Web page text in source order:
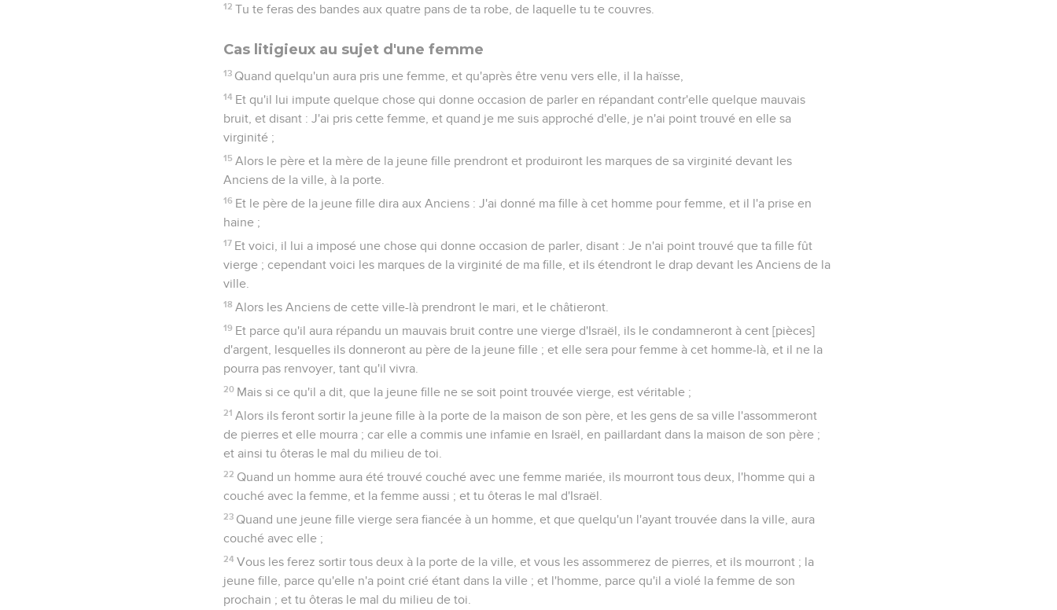
12 Tu te feras des bandes aux quatre pans de ta robe, de laquelle tu te couvres.
Cas litigieux au sujet d'une femme
13 Quand quelqu'un aura pris une femme, et qu'après être venu vers elle, il la haïsse,
14 Et qu'il lui impute quelque chose qui donne occasion de parler en répandant contr'elle quelque mauvais
bruit, et disant : J'ai pris cette femme, et quand je me suis approché d'elle, je n'ai point trouvé en elle sa
virginité ;
15 Alors le père et la mère de la jeune fille prendront et produiront les marques de sa virginité devant les
Anciens de la ville, à la porte.
16 Et le père de la jeune fille dira aux Anciens : J'ai donné ma fille à cet homme pour femme, et il l'a prise en
haine ;
17 Et voici, il lui a imposé une chose qui donne occasion de parler, disant : Je n'ai point trouvé que ta fille fût
vierge ; cependant voici les marques de la virginité de ma fille, et ils étendront le drap devant les Anciens de la
ville.
18 Alors les Anciens de cette ville-là prendront le mari, et le châtieront.
19 Et parce qu'il aura répandu un mauvais bruit contre une vierge d'Israël, ils le condamneront à cent [pièces]
d'argent, lesquelles ils donneront au père de la jeune fille ; et elle sera pour femme à cet homme-là, et il ne la
pourra pas renvoyer, tant qu'il vivra.
20 Mais si ce qu'il a dit, que la jeune fille ne se soit point trouvée vierge, est véritable ;
21 Alors ils feront sortir la jeune fille à la porte de la maison de son père, et les gens de sa ville l'assommeront
de pierres et elle mourra ; car elle a commis une infamie en Israël, en paillardant dans la maison de son père ;
et ainsi tu ôteras le mal du milieu de toi.
22 Quand un homme aura été trouvé couché avec une femme mariée, ils mourront tous deux, l'homme qui a
couché avec la femme, et la femme aussi ; et tu ôteras le mal d'Israël.
23 Quand une jeune fille vierge sera fiancée à un homme, et que quelqu'un l'ayant trouvée dans la ville, aura
couché avec elle ;
24 Vous les ferez sortir tous deux à la porte de la ville, et vous les assommerez de pierres, et ils mourront ; la
jeune fille, parce qu'elle n'a point crié étant dans la ville ; et l'homme, parce qu'il a violé la femme de son
prochain ; et tu ôteras le mal du milieu de toi.